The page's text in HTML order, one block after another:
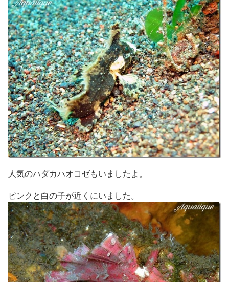
人気のハダカハオコゼもいましたよ。
ピンクと白の子が近くにいました。